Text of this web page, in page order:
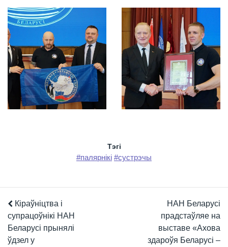
Тэгi
#палярнікі #сустрэчы
Кіраўніцтва і
супрацоўнікі НАН
Беларусі прынялі
ўдзел у
НАН Беларусі
прадстаўляе на
выставе «Ахова
здароўя Беларусі –